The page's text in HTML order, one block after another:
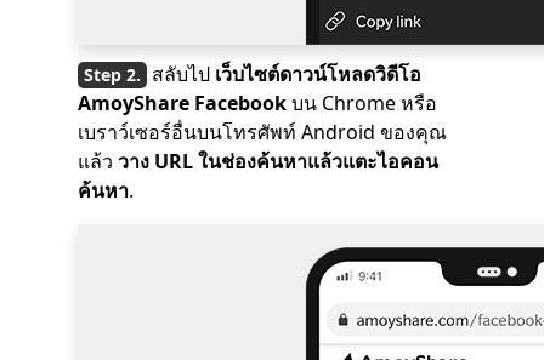
สลับไป เว็บไซต์ดาวน์โหลดวิดีโอ
AmoyShare Facebookบน Chrome หรือ
เบราว์เซอร์อื่นบนโทรศัพท์ Android ของคุณ
แล้ว วาง URL ในช่องค้นหาแล้วแตะไอคอน
ค้นหา.